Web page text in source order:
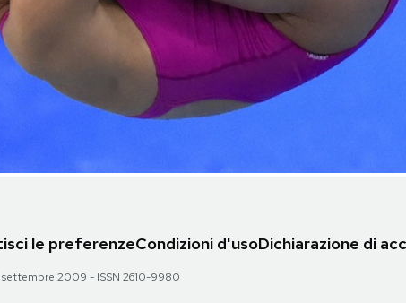
le preferenzeCondizioni d'usoDichiarazione di
2009 - ISSN 2610-9980